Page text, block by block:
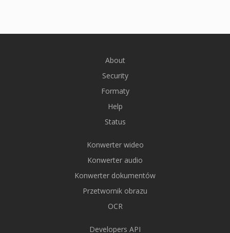
About
Security
Formaty
Help
Status
Konwerter wideo
Konwerter audio
Konwerter dokumentów
Przetwornik obrazu
OCR
Developers API